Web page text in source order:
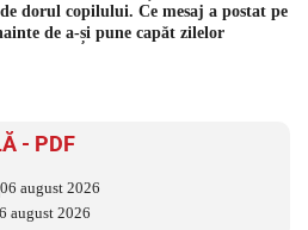
dorul copilului. Ce mesaj a postat pe
de a-și pune capăt zilelor
- PDF
august 2026